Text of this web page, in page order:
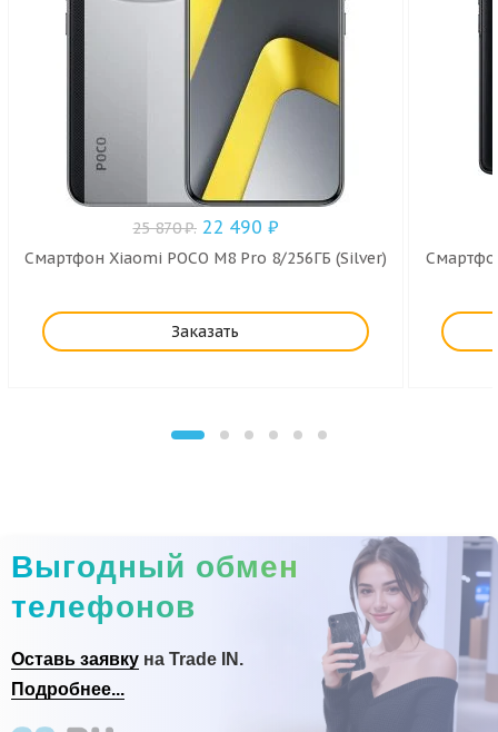
25 870₽. 22 490 ₽
Смартфон Xiaomi POCO M8 Pro 8/256ГБ (Silver)
Заказать
Выгодный обмен
телефонов
Оставь заявку на Trade IN.
Подробнее...